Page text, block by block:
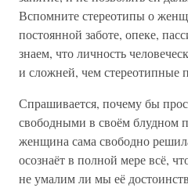
Вспомните стереотипы о
постоянной заботе, опеке,
знаем, что личность
и сложней, чем стереотипные
Спрашивается, почему бы
свободными в своём блудном
женщина сама свободно
осознаёт в полной мере всё,
не умалим ли мы её